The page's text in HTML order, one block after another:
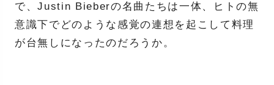
で、Justin Bieberの名曲たちは一体、ヒトの無
意識下でどのような感覚の連想を起こして料理
が台無しになったのだろうか。